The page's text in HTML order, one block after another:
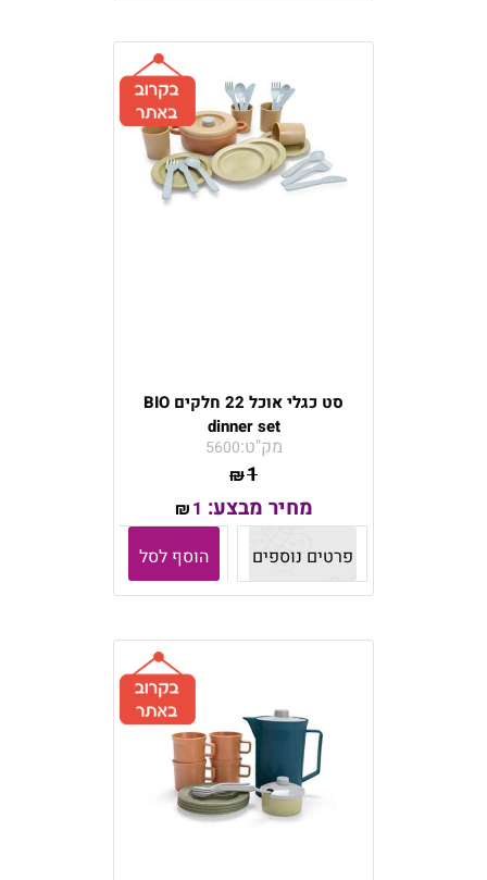
סט כגלי אוכל 22 חלקים BIO
dinner set
מק"ט:5600
₪1
מחיר מבצע: ₪1
פרטים נוספים
הוסף לסל